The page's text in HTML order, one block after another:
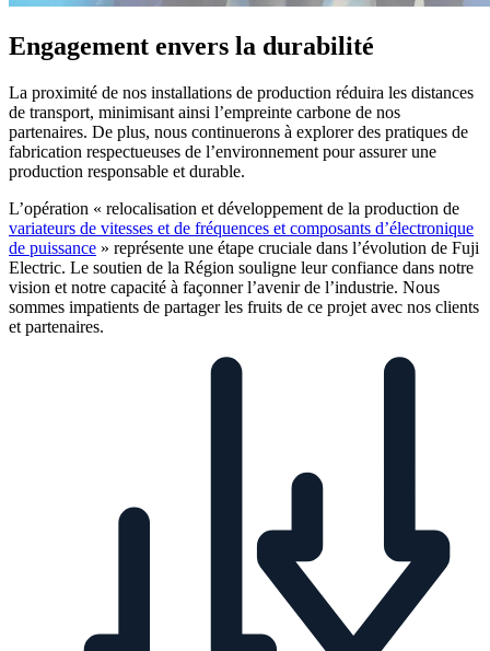
Engagement envers la durabilité
La proximité de nos installations de production réduira les distances
de transport, minimisant ainsi l’empreinte carbone de nos
partenaires. De plus, nous continuerons à explorer des pratiques de
fabrication respectueuses de l’environnement pour assurer une
production responsable et durable.
L’opération « relocalisation et développement de la production de
variateurs de vitesses et de fréquences et composants d’électronique
de puissance » représente une étape cruciale dans l’évolution de Fuji
Electric. Le soutien de la Région souligne leur confiance dans notre
vision et notre capacité à façonner l’avenir de l’industrie. Nous
sommes impatients de partager les fruits de ce projet avec nos clients
et partenaires.